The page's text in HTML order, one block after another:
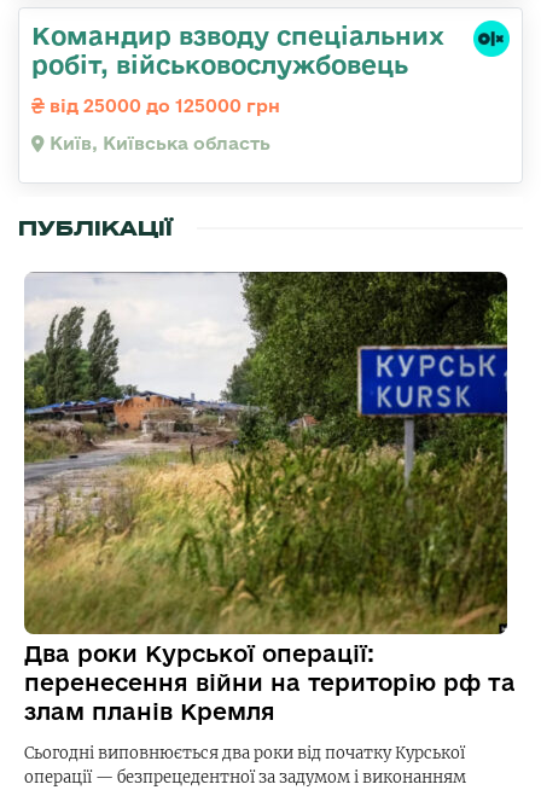
Командир взводу спеціальних
робіт, військовослужбовець
від 25000 до 125000 грн
Київ, Київська область
ПУБЛІКАЦІЇ
Два роки Курської операції:
перенесення війни на територію рф та
злам планів Кремля
Сьогодні виповнюється два роки від початку Курської
операції — безпрецедентної за задумом і виконанням